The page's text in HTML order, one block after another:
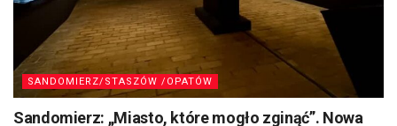
SANDOMIERZ/STASZÓW /OPATÓW
Sandomierz: „Miasto, które mogło zginąć”. Nowa